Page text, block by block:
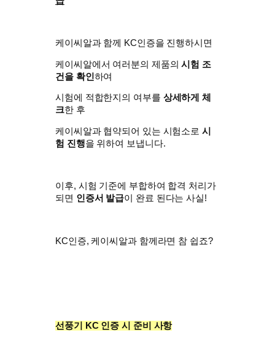
케이씨알과 함께 KC인증을 진행하시면
케이씨알에서 여러분의 제품의시험 조
건을 확인하여
시험에 적합한지의 여부를 상세하게 체
크한 후
케이씨알과 협약되어 있는 시험소로시
험 진행을 위하여 보냅니다.
이후, 시험 기준에 부합하여 합격 처리가
되면 인증서 발급이 완료 된다는 사실!
KC인증, 케이씨알과 함께라면 참 쉽죠?
선풍기 KC 인증 시 준비 사항